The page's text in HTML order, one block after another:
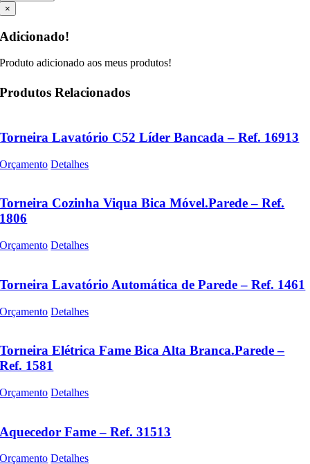
×
Adicionado!
Produto adicionado aos meus produtos!
Produtos Relacionados
Torneira Lavatório C52 Líder Bancada – Ref. 16913
Orçamento Detalhes
Torneira Cozinha Viqua Bica Móvel.Parede – Ref.
1806
Orçamento Detalhes
Torneira Lavatório Automática de Parede – Ref. 1461
Orçamento Detalhes
Torneira Elétrica Fame Bica Alta Branca.Parede –
Ref. 1581
Orçamento Detalhes
Aquecedor Fame – Ref. 31513
Orçamento Detalhes